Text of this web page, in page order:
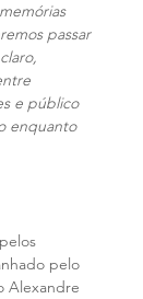
passar
e público
enquanto
pelo
Alexandre